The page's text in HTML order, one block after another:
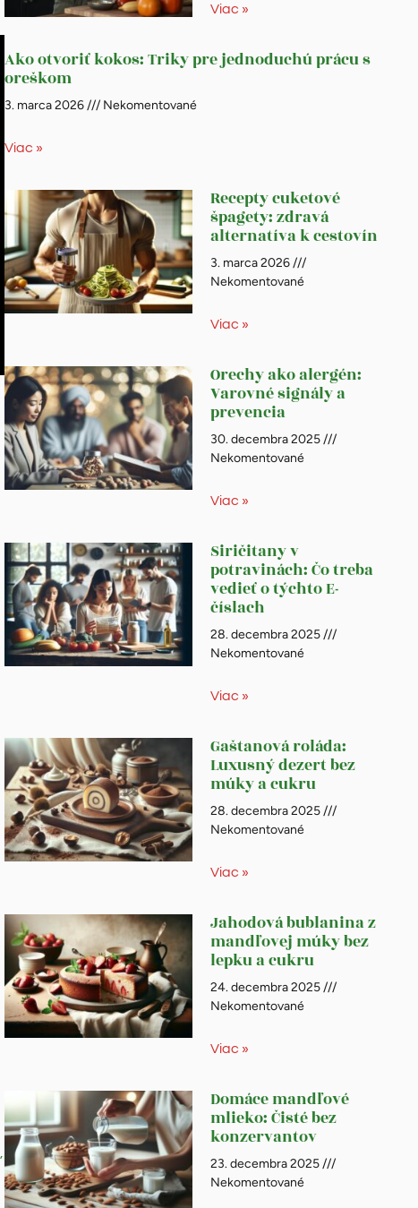
Viac »
Ako otvoriť kokos: Triky pre jednoduchú prácu s
oreškom
3. marca 2026 Nekomentované
Viac »
Recepty cuketové
špagety: zdravá
alternatíva k cestovín
3. marca 2026
Nekomentované
Viac »
Orechy ako alergén:
Varovné signály a
prevencia
30. decembra 2025
Nekomentované
Viac »
Siričitany v
potravinách: Čo treba
vedieť o týchto E-
číslach
28. decembra 2025
Nekomentované
Viac »
Gaštanová roláda:
Luxusný dezert bez
múky a cukru
28. decembra 2025
Nekomentované
Viac »
Jahodová bublanina z
mandľovej múky bez
lepku a cukru
24. decembra 2025
Nekomentované
Viac »
Domáce mandľové
mlieko: Čisté bez
konzervantov
23. decembra 2025
Nekomentované